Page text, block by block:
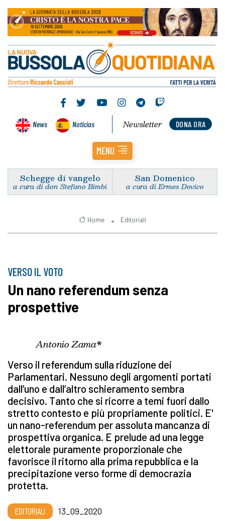
News Noticias DONA ORA
Newsletter
MENU
Schegge di vangelo
a cura di don Stefano Bimbi
San Domenico
a cura di Ermes Dovico
Home Editoriali
VERSO IL VOTO
Un nano referendum senza
prospettive
Antonio Zama*
Verso il referendum sulla riduzione dei
Parlamentari. Nessuno degli argomenti portati
dall’uno e dall’altro schieramento sembra
decisivo. Tanto che si ricorre a temi fuori dallo
stretto contesto e più propriamente politici. E'
un nano-referendum per assoluta mancanza di
prospettiva organica. E prelude ad una legge
elettorale puramente proporzionale che
favorisce il ritorno alla prima repubblica e la
precipitazione verso forme di democrazia
protetta.
EDITORIALI 13_09_2020